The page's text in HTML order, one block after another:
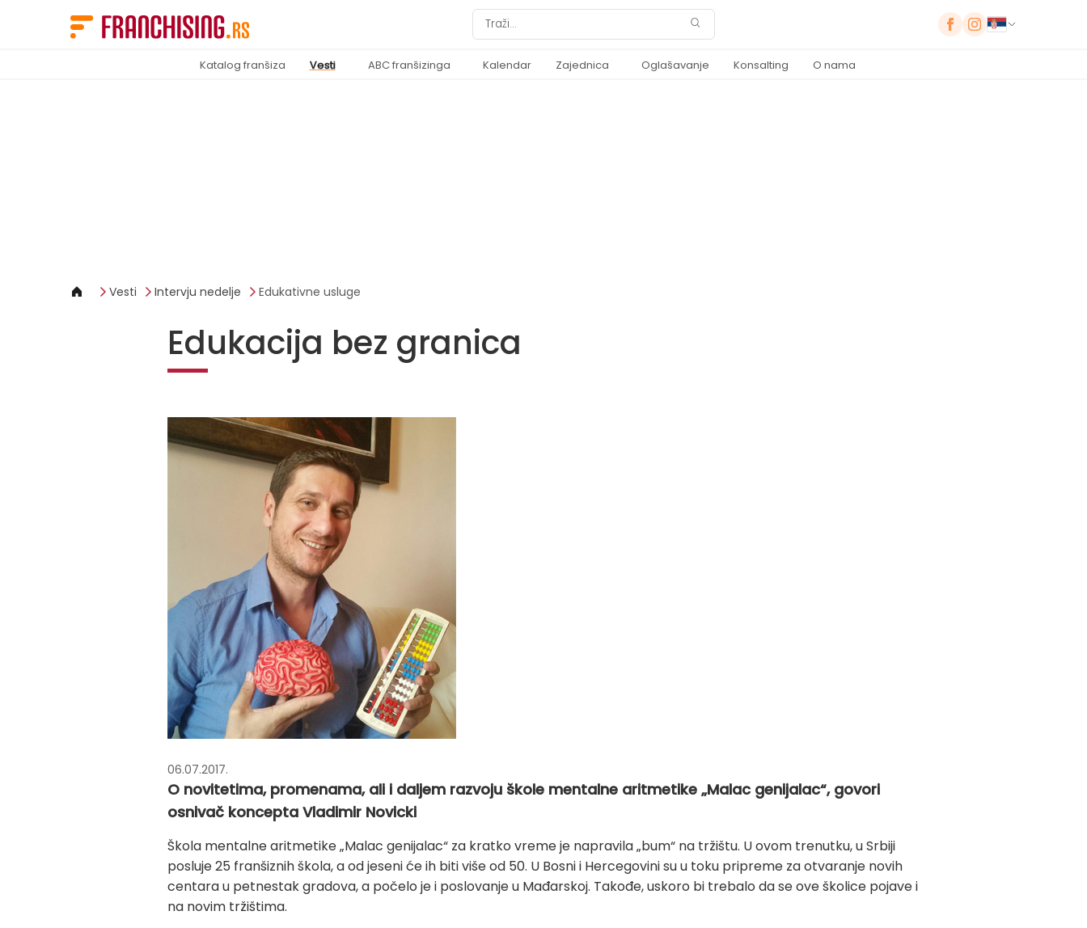
Katalog franšiza Vesti ABC franšizinga Kalendar Zajednica Oglašavanje Konsalting O nama
Vesti Intervju nedelje Edukativne usluge
Edukacija bez granica
06.07.2017.
O novitetima, promenama, ali i daljem razvoju škole mentalne aritmetike „Malac genijalac“, govori
osnivač koncepta Vladimir Novicki
Škola mentalne aritmetike „Malac genijalac“ za kratko vreme je napravila „bum“ na tržištu. U ovom trenutku, u Srbiji
posluje 25 franšiznih škola, a od jeseni će ih biti više od 50. U Bosni i Hercegovini su u toku pripreme za otvaranje novih
centara u petnestak gradova, a počelo je i poslovanje u Mađarskoj. Takođe, uskoro bi trebalo da se ove školice pojave i
na novim tržištima.